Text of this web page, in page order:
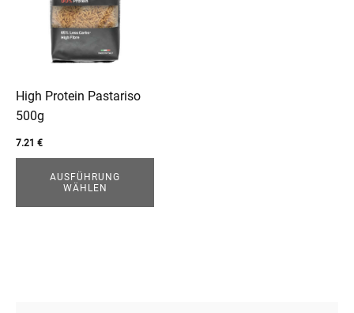
High Protein Pastariso
500g
7.21 €
AUSFÜHRUNG
WÄHLEN
Varianten
können
auf
der
Produktseite
gewählt